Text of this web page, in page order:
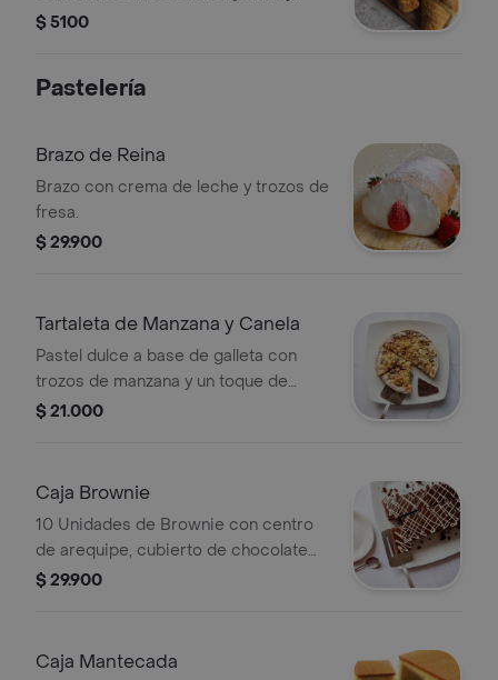
queso, bocadillo y queso o solo
$ 5100
Pastelería
Brazo de Reina
Brazo con crema de leche y trozos de
fresa.
$ 29.900
Tartaleta de Manzana y Canela
Pastel dulce a base de galleta con
trozos de manzana y un toque de
chocolate
$ 21.000
Caja Brownie
10 Unidades de Brownie con centro
de arequipe, cubierto de chocolate
nergo y blanco
$ 29.900
Caja Mantecada